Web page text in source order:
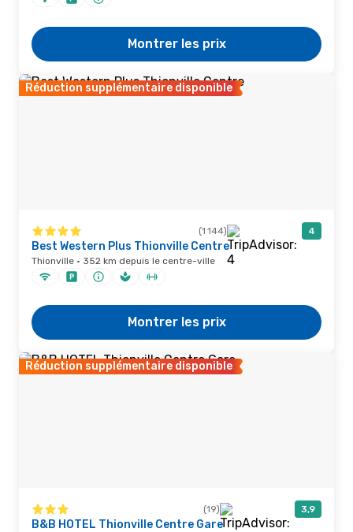
Montrer les prix
Réduction supplémentaire disponible
(1 144) 4
Best Western Plus Thionville Centre
Thionville · 352 km depuis le centre-ville
Montrer les prix
Réduction supplémentaire disponible
(19) 3,9
B&B HOTEL Thionville Centre Gare